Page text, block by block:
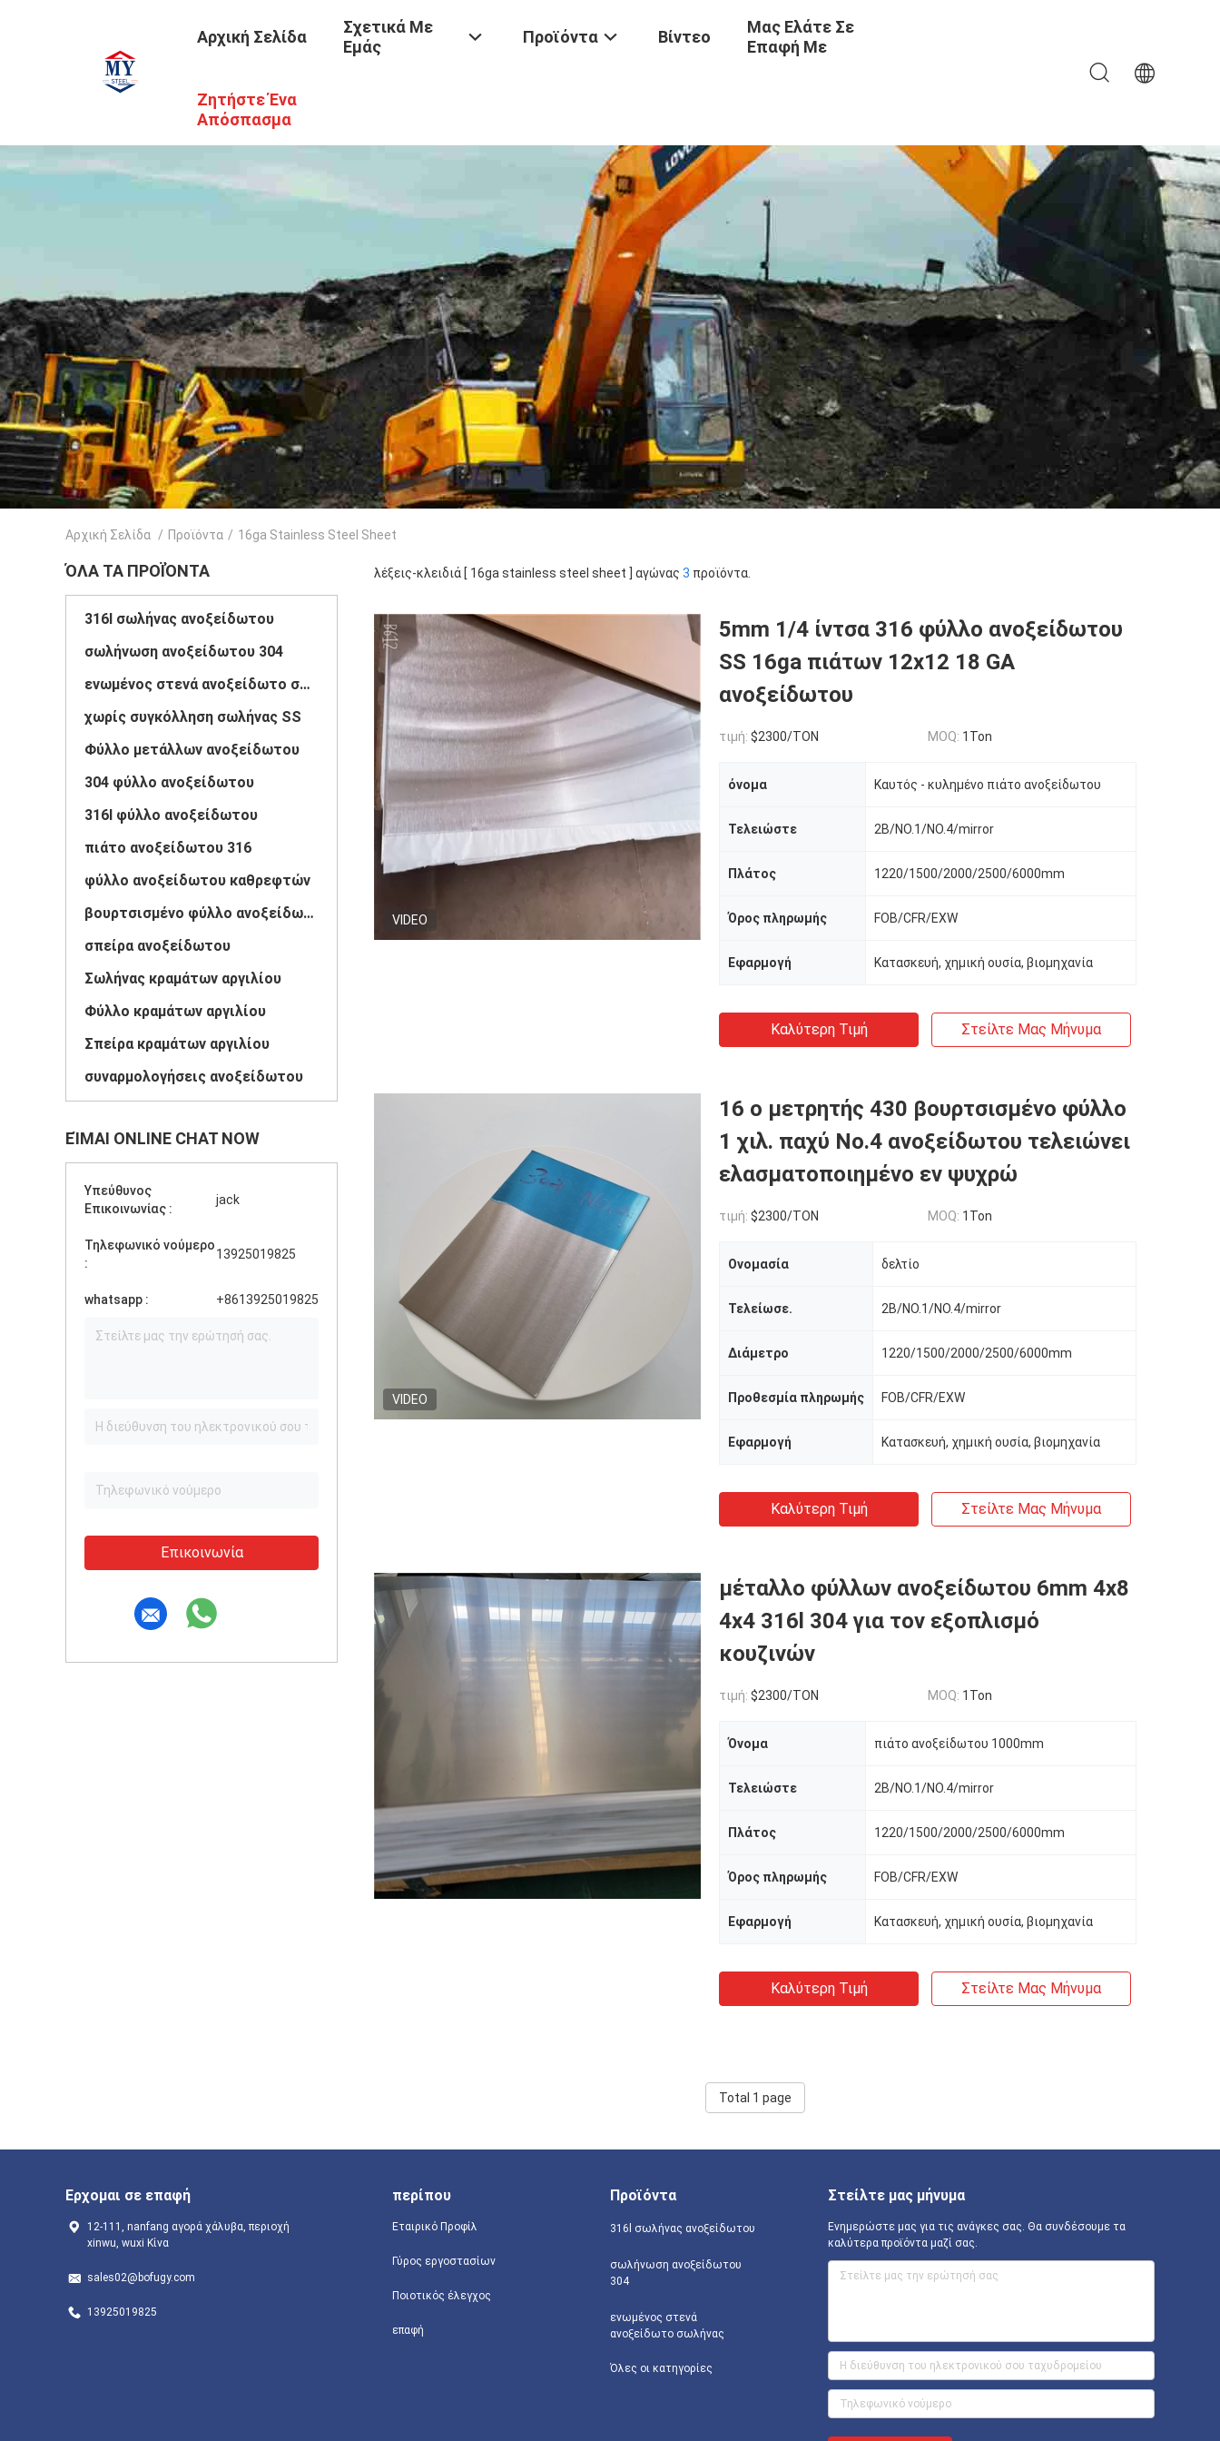
Αρχική Σελίδα
Σχετικά Με
Εμάς
Προϊόντα Βίντεο
Μας Ελάτε Σε
Επαφή Με
Ζητήστε Ένα
Απόσπασμα
Αρχική Σελίδα / Προϊόντα / 16ga Stainless Steel Sheet
ΌΛΑ ΤΑ ΠΡΟΪΌΝΤΑ
316l σωλήνας ανοξείδωτου
σωλήνωση ανοξείδωτου 304
ενωμένος στενά ανοξείδωτο σωλήνας
χωρίς συγκόλληση σωλήνας SS
Φύλλο μετάλλων ανοξείδωτου
304 φύλλο ανοξείδωτου
316l φύλλο ανοξείδωτου
πιάτο ανοξείδωτου 316
φύλλο ανοξείδωτου καθρεφτών
βουρτσισμένο φύλλο ανοξείδωτου
σπείρα ανοξείδωτου
Σωλήνας κραμάτων αργιλίου
Φύλλο κραμάτων αργιλίου
Σπείρα κραμάτων αργιλίου
συναρμολογήσεις ανοξείδωτου
ΕΊΜΑΙ ONLINE CHAT NOW
Υπεύθυνος
Επικοινωνίας :
jack
Τηλεφωνικό νούμερο
:
13925019825
whatsapp : +8613925019825
Επικοινωνία
λέξεις-κλειδιά [ 16ga stainless steel sheet ] αγώνας 3 προϊόντα.
VIDEO
5mm 1/4 ίντσα 316 φύλλο ανοξείδωτου
SS 16ga πιάτων 12x12 18 GA
ανοξείδωτου
τιμή: $2300/TON MOQ: 1Ton
όνομα Καυτός - κυλημένο πιάτο ανοξείδωτου
Τελειώστε 2B/NO.1/NO.4/mirror
Πλάτος 1220/1500/2000/2500/6000mm
Όρος πληρωμής FOB/CFR/EXW
Εφαρμογή Κατασκευή, χημική ουσία, βιομηχανία
Καλύτερη Τιμή Στείλτε Μας Μήνυμα
VIDEO
16 ο μετρητής 430 βουρτσισμένο φύλλο
1 χιλ. παχύ No.4 ανοξείδωτου τελειώνει
ελασματοποιημένο εν ψυχρώ
τιμή: $2300/TON MOQ: 1Ton
Ονομασία δελτίο
Τελείωσε. 2B/NO.1/NO.4/mirror
Διάμετρο 1220/1500/2000/2500/6000mm
Προθεσμία πληρωμής FOB/CFR/EXW
Εφαρμογή Κατασκευή, χημική ουσία, βιομηχανία
Καλύτερη Τιμή Στείλτε Μας Μήνυμα
μέταλλο φύλλων ανοξείδωτου 6mm 4x8
4x4 316l 304 για τον εξοπλισμό
κουζινών
τιμή: $2300/TON MOQ: 1Ton
Όνομα πιάτο ανοξείδωτου 1000mm
Τελειώστε 2B/NO.1/NO.4/mirror
Πλάτος 1220/1500/2000/2500/6000mm
Όρος πληρωμής FOB/CFR/EXW
Εφαρμογή Κατασκευή, χημική ουσία, βιομηχανία
Καλύτερη Τιμή Στείλτε Μας Μήνυμα
Total 1 page
Ερχομαι σε επαφή
12-111, nanfang αγορά χάλυβα, περιοχή
xinwu, wuxi Κίνα
sales02@bofugy.com
13925019825
περίπου
Εταιρικό Προφίλ
Γύρος εργοστασίων
Ποιοτικός έλεγχος
επαφή
Προϊόντα
316l σωλήνας ανοξείδωτου
σωλήνωση ανοξείδωτου
304
ενωμένος στενά
ανοξείδωτο σωλήνας
Όλες οι κατηγορίες
Στείλτε μας μήνυμα
Ενημερώστε μας για τις ανάγκες σας. Θα συνδέσουμε τα
καλύτερα προϊόντα μαζί σας.